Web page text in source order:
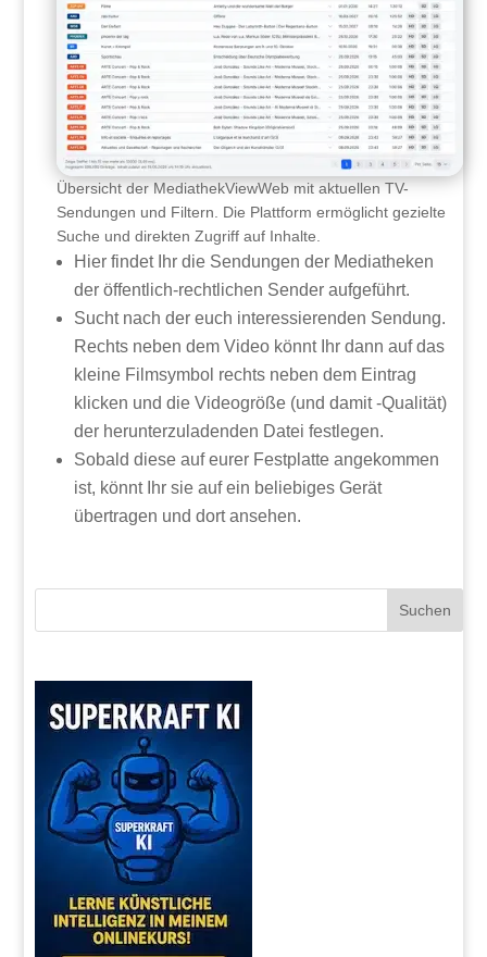
Übersicht der MediathekViewWeb mit aktuellen TV-
Sendungen und Filtern. Die Plattform ermöglicht gezielte
Suche und direkten Zugriff auf Inhalte.
Hier findet Ihr die Sendungen der Mediatheken
der öffentlich-rechtlichen Sender aufgeführt.
Sucht nach der euch interessierenden Sendung.
Rechts neben dem Video könnt Ihr dann auf das
kleine Filmsymbol rechts neben dem Eintrag
klicken und die Videogröße (und damit -Qualität)
der herunterzuladenden Datei festlegen.
Sobald diese auf eurer Festplatte angekommen
ist, könnt Ihr sie auf ein beliebiges Gerät
übertragen und dort ansehen.